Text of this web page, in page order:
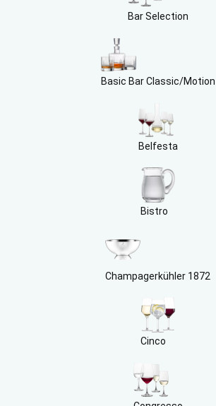
Bar Selection
Basic Bar Classic/Motion
Belfesta
Bistro
Champagerkühler 1872
Cinco